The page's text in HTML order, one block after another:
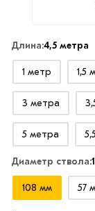
Длина:4,5 метра
1 метр 1,5
3 метра
5 метра
Диаметр ствола:
108 мм 57